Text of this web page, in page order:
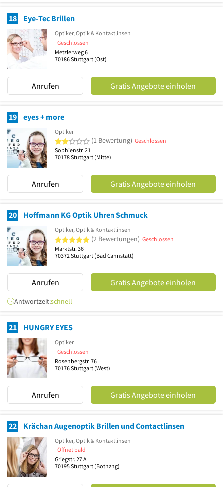
18 Eye-Tec Brillen
Optiker, Optik & Kontaktlinsen
Geschlossen
Metzlerweg 6
70186Stuttgart (Ost)
Anrufen Gratis Angebote einholen
19 eyes + more
Optiker
2 von 5 Sternen
(1 Bewertung) Geschlossen
Sophienstr. 21
70178Stuttgart (Mitte)
Anrufen Gratis Angebote einholen
20 Hoffmann KG Optik Uhren Schmuck
Optiker, Optik & Kontaktlinsen
5 von 5 Sternen
(2 Bewertungen) Geschlossen
Marktstr. 36
70372 Stuttgart (Bad Cannstatt)
Anrufen Gratis Angebote einholen
Antwortzeit:schnell
21 HUNGRY EYES
Optiker
Geschlossen
Rosenbergstr. 76
70176Stuttgart (West)
Anrufen Gratis Angebote einholen
22 Krächan Augenoptik Brillen und Contactlinsen
Optiker, Optik & Kontaktlinsen
Öffnet bald
Griegstr. 27 A
70195Stuttgart (Botnang)